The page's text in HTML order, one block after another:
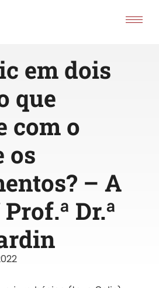
em dois
que
com o
os
– A
Dr.ª